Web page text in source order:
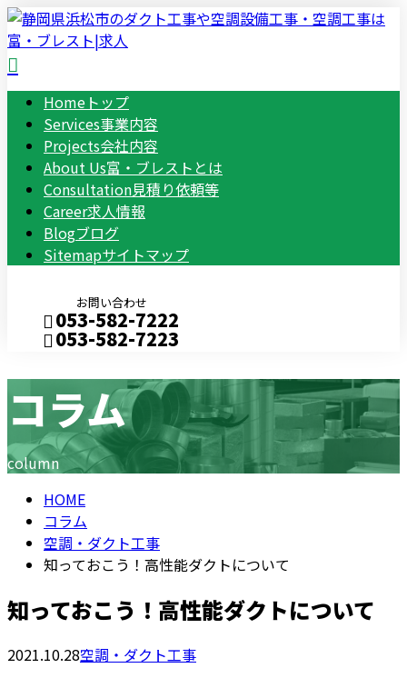
Home トップ
Services事業内容
Projects会社内容
About Us富・ブレストとは
Consultation見積り依頼等
Career求人情報
Blogブログ
Sitemapサイトマップ
お問い合わせ
053-582-7222
053-582-7223
Consultation
コラム
column
HOME
コラム
空調・ダクト工事
知っておこう！高性能ダクトについて
知っておこう！高性能ダクトについて
2021.10.28空調・ダクト工事